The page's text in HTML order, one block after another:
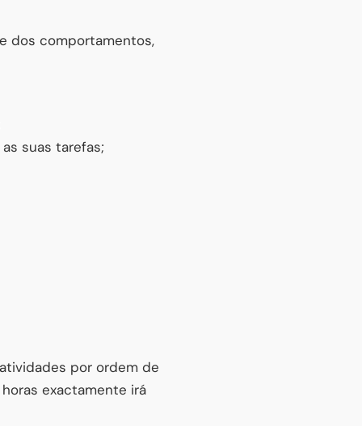
dos comportamentos,
suas tarefas;
por ordem de
exactamente irá